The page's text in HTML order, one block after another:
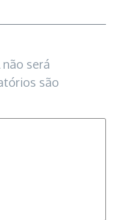
será
são